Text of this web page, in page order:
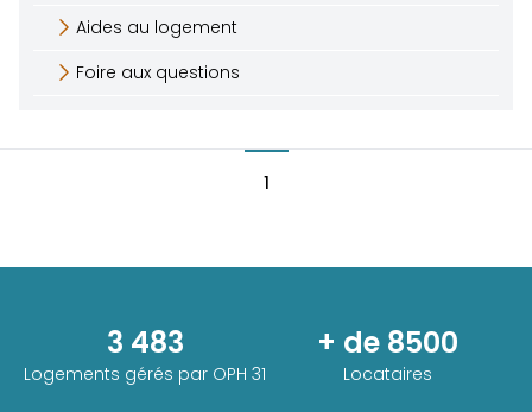
Aides au logement
Foire aux questions
1
3 483
Logements gérés par OPH 31
+ de 8500
Locataires